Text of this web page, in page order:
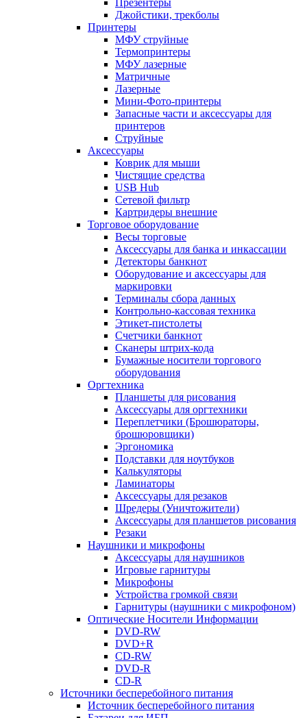
Презентеры
Джойстики, трекболы
Принтеры
МФУ струйные
Термопринтеры
МФУ лазерные
Матричные
Лазерные
Мини-Фото-принтеры
Запасные части и аксессуары для
принтеров
Струйные
Аксессуары
Коврик для мыши
Чистящие средства
USB Hub
Сетевой фильтр
Картридеры внешние
Торговое оборудование
Весы торговые
Аксессуары для банка и инкассации
Детекторы банкнот
Оборудование и аксессуары для
маркировки
Терминалы сбора данных
Контрольно-кассовая техника
Этикет-пистолеты
Счетчики банкнот
Сканеры штрих-кода
Бумажные носители торгового
оборудования
Оргтехника
Планшеты для рисования
Аксессуары для оргтехники
Переплетчики (Брошюраторы,
брошюровщики)
Эргономика
Подставки для ноутбуков
Калькуляторы
Ламинаторы
Аксессуары для резаков
Шредеры (Уничтожители)
Аксессуары для планшетов рисования
Резаки
Наушники и микрофоны
Аксессуары для наушников
Игровые гарнитуры
Микрофоны
Устройства громкой связи
Гарнитуры (наушники с микрофоном)
Оптические Носители Информации
DVD-RW
DVD+R
CD-RW
DVD-R
CD-R
Источники бесперебойного питания
Источник бесперебойного питания